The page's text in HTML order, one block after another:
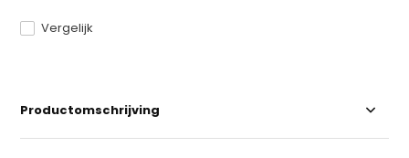
Vergelijk
Productomschrijving